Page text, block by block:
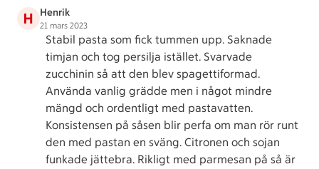
H Henrik
21 mars 2023
Stabil pasta som fick tummen upp. Saknade
timjan och tog persilja istället. Svarvade
zucchinin så att den blev spagettiformad.
Använda vanlig grädde men i något mindre
mängd och ordentligt med pastavatten.
Konsistensen på såsen blir perfa om man rör runt
den med pastan en sväng. Citronen och sojan
funkade jättebra. Rikligt med parmesan på så är